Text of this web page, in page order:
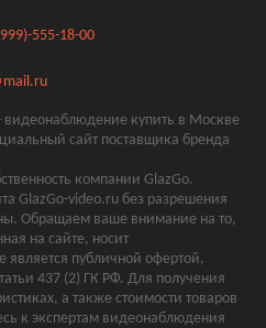
555-18-00
купить в Москве
сайт поставщика бренда
компании GlazGo.
GlazGo-video.ru без разрешения
Обращаем ваше внимание на то,
на сайте, носит
публичной офертой,
437 (2) ГК РФ. Для получения
а также стоимости товаров
к экспертам видеонаблюдения